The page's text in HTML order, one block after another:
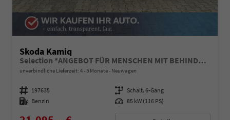
Skoda Kamiq
Selection *ANGEBOT FÜR MENSCHEN MIT BEHINDERUNG AB 50%! 1.0 TSI 115PS, Klimaanlage, Sitzheizung, Parksensoren hinten, LED-Scheinwerfer, Tempomat, Infotainment 8", Virtual Cockpit Nebelscheinwerfer, Dachreling
unverbindliche Lieferzeit: 4 - 5 Monate Neuwagen
Fahrzeugnummer 197635 Getriebe Schalt. 6-Gang
Kraftstoff Benzin Leistung 85 kW (116 PS)